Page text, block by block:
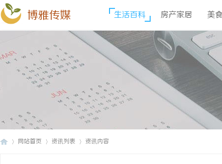
博雅传媒 生活百科 房产家居 美
网站首页 资讯列表 资讯内容